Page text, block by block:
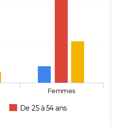
De 25 à 54 ans
Femmes